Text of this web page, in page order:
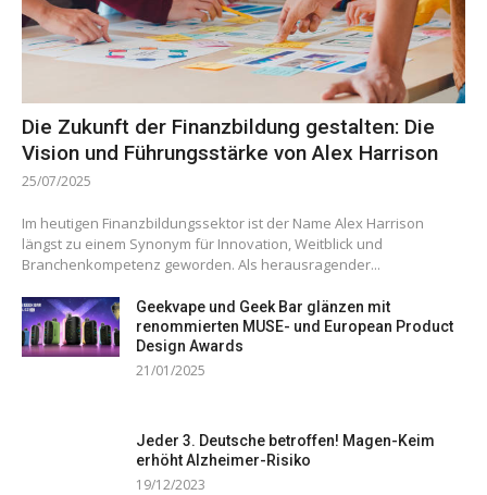
Die Zukunft der Finanzbildung gestalten: Die
Vision und Führungsstärke von Alex Harrison
25/07/2025
Im heutigen Finanzbildungssektor ist der Name Alex Harrison
längst zu einem Synonym für Innovation, Weitblick und
Branchenkompetenz geworden. Als herausragender...
Geekvape und Geek Bar glänzen mit
renommierten MUSE- und European Product
Design Awards
21/01/2025
Jeder 3. Deutsche betroffen! Magen-Keim
erhöht Alzheimer-Risiko
19/12/2023